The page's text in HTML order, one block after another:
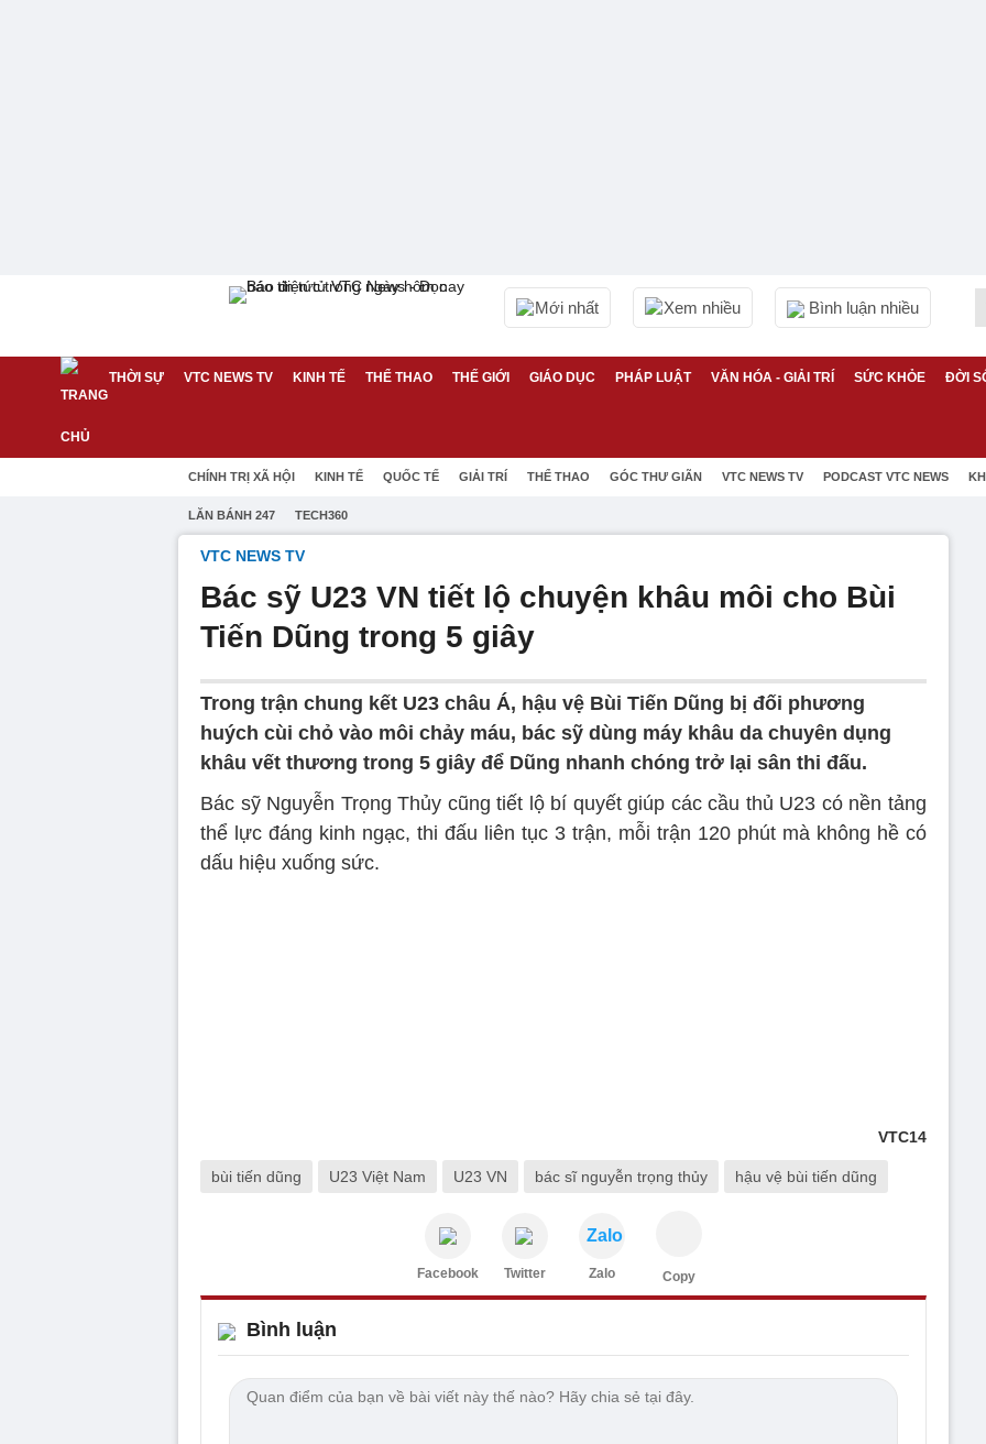
Mới nhất Xem nhiều Bình luận nhiều
THỜI SỰ VTC NEWS TV KINH TẾ THỂ THAO THẾ GIỚI GIÁO DỤC PHÁP LUẬT VĂN HÓA - GIẢI TRÍ SỨC KHỎE ĐỜI
CHÍNH TRỊ XÃ HỘI KINH TẾ QUỐC TẾ GIẢI TRÍ THỂ THAO GÓC THƯ GIÃN VTC NEWS TV PODCAST VTC NEWS
LĂN BÁNH 247 TECH360
VTC NEWS TV
Bác sỹ U23 VN tiết lộ chuyện khâu môi cho Bùi
Tiến Dũng trong 5 giây
Trong trận chung kết U23 châu Á, hậu vệ Bùi Tiến Dũng bị đối phương
huých cùi chỏ vào môi chảy máu, bác sỹ dùng máy khâu da chuyên dụng
khâu vết thương trong 5 giây để Dũng nhanh chóng trở lại sân thi đấu.
Bác sỹ Nguyễn Trọng Thủy cũng tiết lộ bí quyết giúp các cầu thủ U23 có nền tảng
thể lực đáng kinh ngạc, thi đấu liên tục 3 trận, mỗi trận 120 phút mà không hề có
dấu hiệu xuống sức.
VTC14
bùi tiến dũng U23 Việt Nam U23 VN bác sĩ nguyễn trọng thủy hậu vệ bùi tiến dũng
Facebook Twitter
Zalo
Zalo Copy
Bình luận